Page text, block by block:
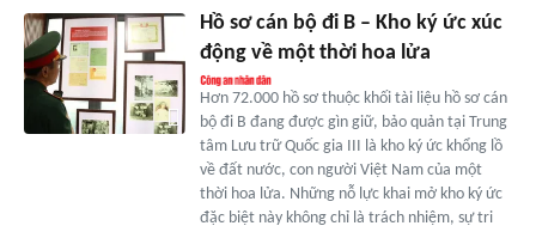
Hồ sơ cán bộ đi B – Kho ký ức xúc
động về một thời hoa lửa
Hơn 72.000 hồ sơ thuộc khối tài liệu hồ sơ cán
bộ đi B đang được gìn giữ, bảo quản tại Trung
tâm Lưu trữ Quốc gia III là kho ký ức khổng lồ
về đất nước, con người Việt Nam của một
thời hoa lửa. Những nỗ lực khai mở kho ký ức
đặc biệt này không chỉ là trách nhiệm, sự tri